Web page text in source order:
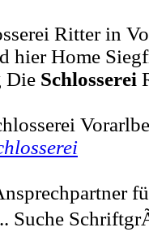
Ritter in
hier Home
Die Schlosserei